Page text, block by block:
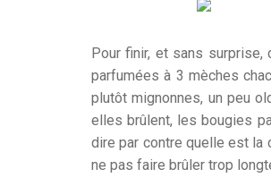
Pour finir, et sans surprise,
parfumées à 3 mèches
plutôt mignonnes, un peu
elles brûlent, les bougies
dire par contre quelle est la
ne pas faire brûler trop